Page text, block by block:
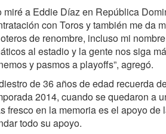
miré a Eddie Díaz en República
con Toros y también me da
de renombre, incluso mi
al estadio y la gente nos siga
y pasmos a playoffs”, agregó.
de 36 años de edad recuerda
2014, cuando se quedaron a
fresco en la memoria es el apoyo
todo su apoyo.